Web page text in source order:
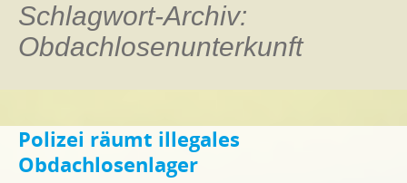
Schlagwort-Archiv:
Obdachlosenunterkunft
Polizei räumt illegales
Obdachlosenlager